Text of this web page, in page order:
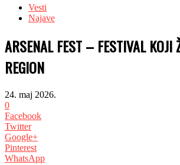
Vesti
Najave
ARSENAL FEST – FESTIVAL KOJI
REGION
24. maj 2026.
0
Facebook
Twitter
Google+
Pinterest
WhatsApp